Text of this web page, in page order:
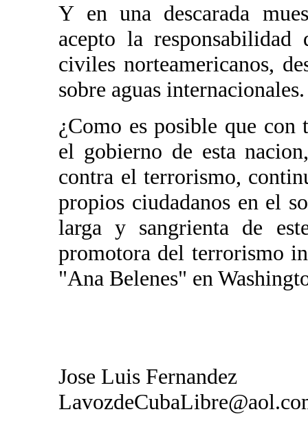
Y en una descarada
acepto la
civiles norteamericanos,
sobre aguas internacionales.
¿Como es posible que con
el gobierno de esta
contra el terrorismo,
propios ciudadanos en el
larga y sangrienta de
promotora del terrorismo
"Ana Belenes" en
Jose Luis Fernandez